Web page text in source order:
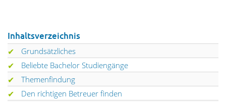
Inhaltsverzeichnis
Grundsätzliches
Beliebte Bachelor Studiengänge
Themenfindung
Den richtigen Betreuer finden